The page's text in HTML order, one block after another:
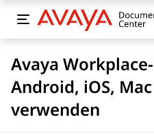
Avaya
Android, iOS,
verwenden